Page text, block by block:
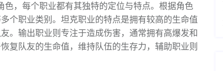
，每个职业都有其独特的定位与特点。根据角色
个职业类别。坦克职业的特点是拥有较高的生命值
。输出职业则专注于造成伤害，通常拥有高爆发和
复队友的生命值，维持队伍的生存力，辅助职业则